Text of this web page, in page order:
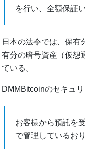
を行い、全額保証
日本の法令では、保有
有分の暗号資産（仮想
ている。
DMMBitcoinのセキュリ
お客様から預託を
で管理しているおり